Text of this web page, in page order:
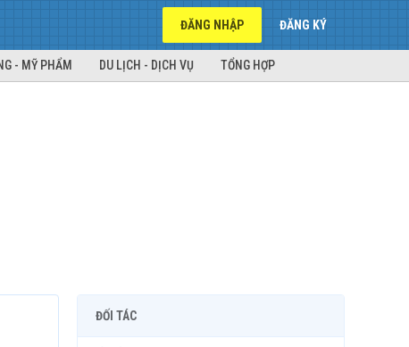
ĐĂNG NHẬP ĐĂNG KÝ
- MỸ PHẨM DU LỊCH - DỊCH VỤ TỔNG HỢP
ĐỐI TÁC